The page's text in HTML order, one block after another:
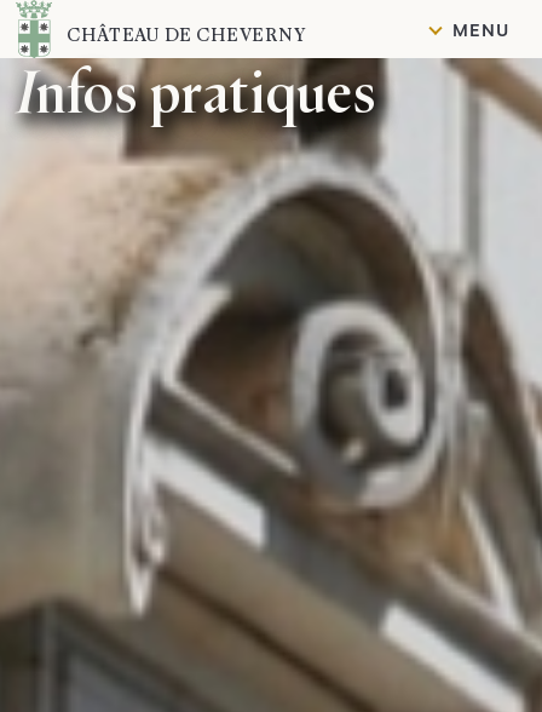
Contenu
CHÂTEAU DE CHEVERNY MENU
Infos pratiques